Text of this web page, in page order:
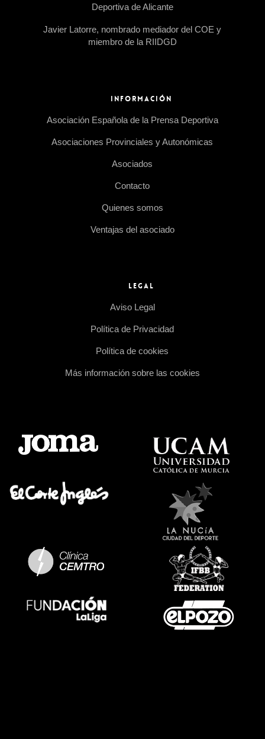
Deportiva de Alicante
Javier Latorre, nombrado mediador del COE y
miembro de la RIIDGD
INFORMACIÓN
Asociación Española de la Prensa Deportiva
Asociaciones Provinciales y Autonómicas
Asociados
Contacto
Quienes somos
Ventajas del asociado
LEGAL
Aviso Legal
Política de Privacidad
Política de cookies
Más información sobre las cookies